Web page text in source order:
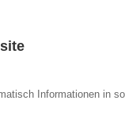
Informationen in